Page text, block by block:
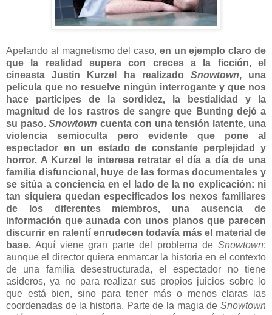
Apelando al magnetismo del caso, en un ejemplo claro de
que la realidad supera con creces a la ficción, el
cineasta Justin Kurzel ha realizado Snowtown, una
película que no resuelve ningún interrogante y que nos
hace partícipes de la sordidez, la bestialidad y la
magnitud de los rastros de sangre que Bunting dejó a
su paso. Snowtown cuenta con una tensión latente, una
violencia semioculta pero evidente que pone al
espectador en un estado de constante perplejidad y
horror. A Kurzel le interesa retratar el día a día de una
familia disfuncional, huye de las formas documentales y
se sitúa a conciencia en el lado de la no explicación: ni
tan siquiera quedan especificados los nexos familiares
de los diferentes miembros, una ausencia de
información que aunada con unos planos que parecen
discurrir en ralentí enrudecen todavía más el material de
base. Aquí viene gran parte del problema de Snowtown:
aunque el director quiera enmarcar la historia en el contexto
de una familia desestructurada, el espectador no tiene
asideros, ya no para realizar sus propios juicios sobre lo
que está bien, sino para tener más o menos claras las
coordenadas de la historia. Parte de la magia de Snowtown